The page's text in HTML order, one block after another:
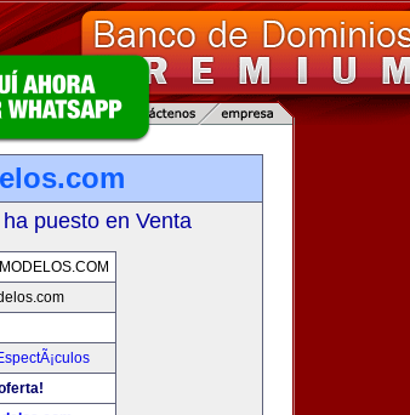
puesto en Venta